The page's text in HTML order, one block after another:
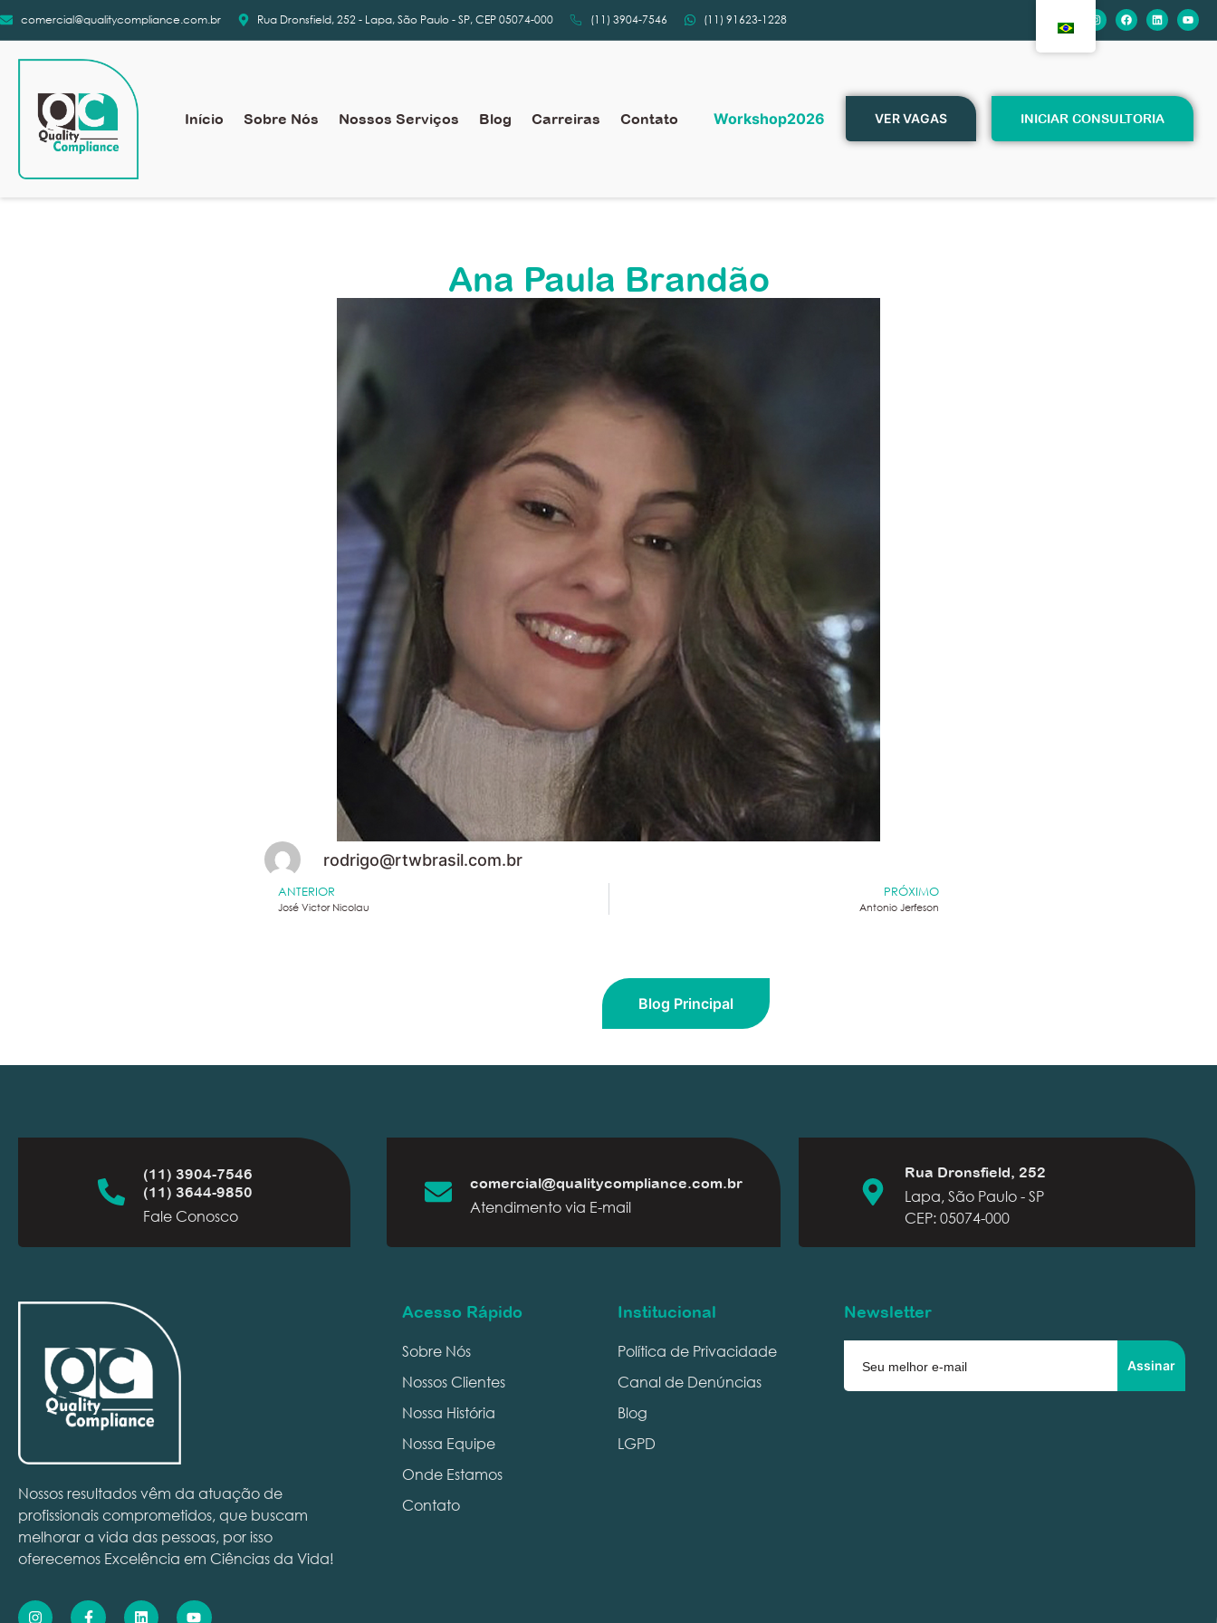
comercial@qualitycompliance.com.br Rua Dronsfield, 252 - Lapa, São Paulo - SP, CEP 05074-000 (11) 3904-7546 (11) 91623-1228
Início Sobre Nós Nossos Serviços Blog Carreiras Contato Workshop2026 VER VAGAS INICIAR CONSULTORIA
Ana Paula Brandão
rodrigo@rtwbrasil.com.br
ANTERIOR
José Victor Nicolau
PRÓXIMO
Antonio Jerfeson
Blog Principal
(11) 3904-7546
(11) 3644-9850
Fale Conosco
comercial@qualitycompliance.com.br
Atendimento via E-mail
Rua Dronsfield, 252
Lapa, São Paulo - SP
CEP: 05074-000
Nossos resultados vêm da atuação de
profissionais comprometidos, que buscam
melhorar a vida das pessoas, por isso
oferecemos Excelência em Ciências da Vida!
Acesso Rápido
Sobre Nós
Nossos Clientes
Nossa História
Nossa Equipe
Onde Estamos
Contato
Institucional
Política de Privacidade
Canal de Denúncias
Blog
LGPD
Newsletter
Assinar